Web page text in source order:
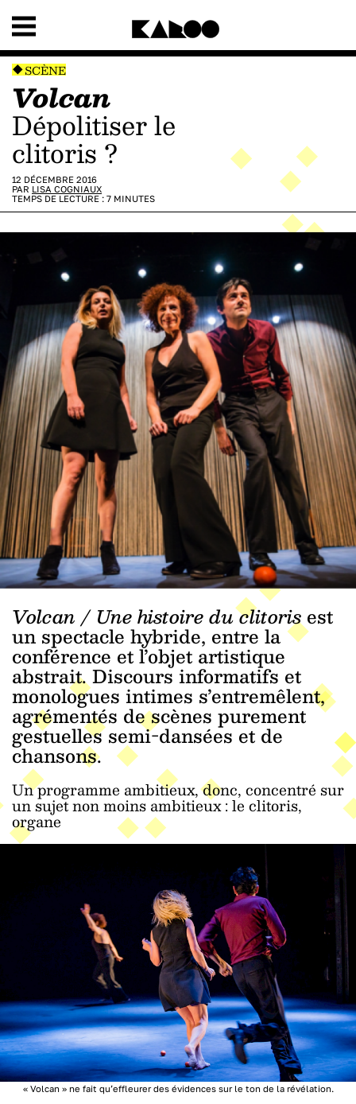
SCÈNE
Volcan
Dépolitiser le
clitoris ?
12 DÉCEMBRE 2016
PAR LISA COGNIAUX
TEMPS DE LECTURE : 7 MINUTES
Volcan / Une histoire du clitorisest
un spectacle hybride, entre la
conférence et l’objet artistique
abstrait. Discours informatifs et
monologues intimes s’entremêlent,
agrémentés de scènes purement
gestuelles semi-dansées et de
chansons.
Un programme ambitieux, donc, concentré sur
un sujet non moins ambitieux : le clitoris,
organe
« Volcan » ne fait qu’effleurer des évidences sur le ton de la révélation.